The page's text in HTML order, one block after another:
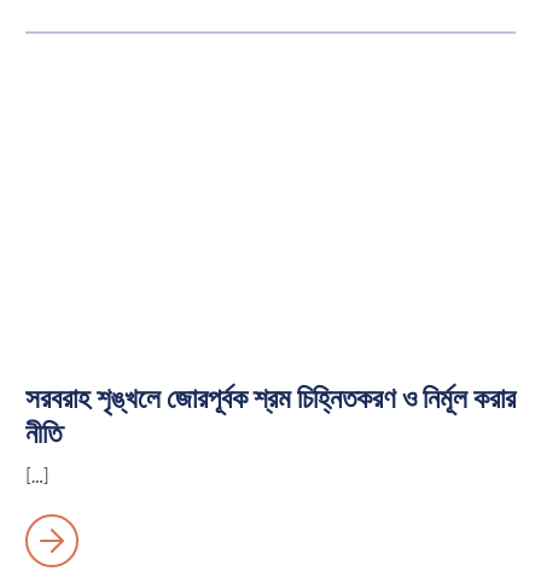
সরবরাহ শৃঙ্খলে জোরপূর্বক শ্রম চিহ্নিতকরণ ও নির্মূল করার
নীতি
[…]